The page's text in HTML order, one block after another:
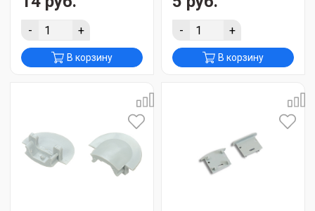
- +
В корзину
- +
В корзину